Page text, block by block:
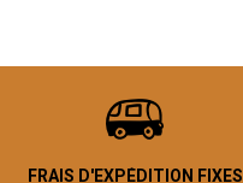
FRAIS D'EXPÉDITION FIXES